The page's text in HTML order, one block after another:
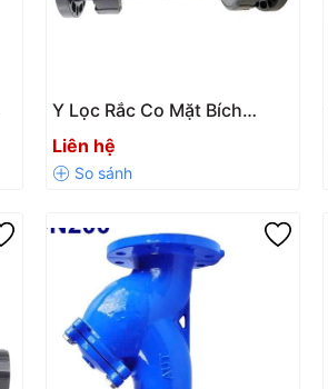
Y Lọc Rắc Co Mặt Bích
UPVC SH26 Chính Hãng,
Chịu Áp PN10
Liên hệ